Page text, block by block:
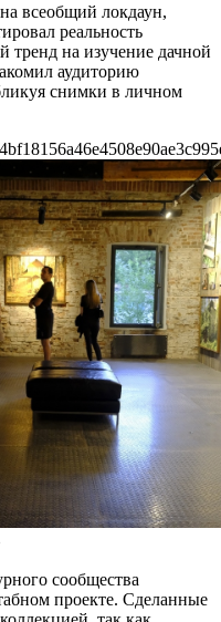
всеобщий локдаун,
реальность
тренд на изучение дачной
аудиторию
снимки в личном
сообщества
проекте. Сделанные